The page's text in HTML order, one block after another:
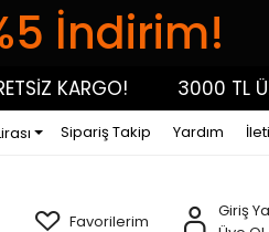
İndirim!
KARGO! 3000 TL
Sipariş Takip Yardım
Favorilerim
Giriş